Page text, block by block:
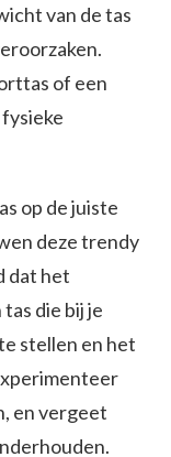
van de tas
of een
op de juiste
deze trendy
dat het
die bij je
stellen en het
en vergeet